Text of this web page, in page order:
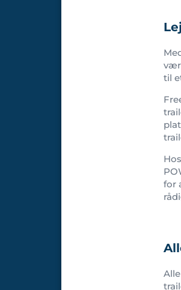
til
for